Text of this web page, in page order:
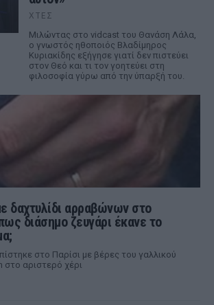
ΧΤΕΣ
Μιλώντας στο vidcast του Θανάση Λάλα,
ο γνωστός ηθοποιός Βλαδίμηρος
Κυριακίδης εξήγησε γιατί δεν πιστεύει
στον Θεό και τι τον γοητεύει στη
φιλοσοφία γύρω από την ύπαρξή του.
δαχτυλίδι αρραβώνων στο
διάσημο ζευγάρι έκανε το
στο Παρίσι με βέρες του γαλλικού
στο αριστερό χέρι